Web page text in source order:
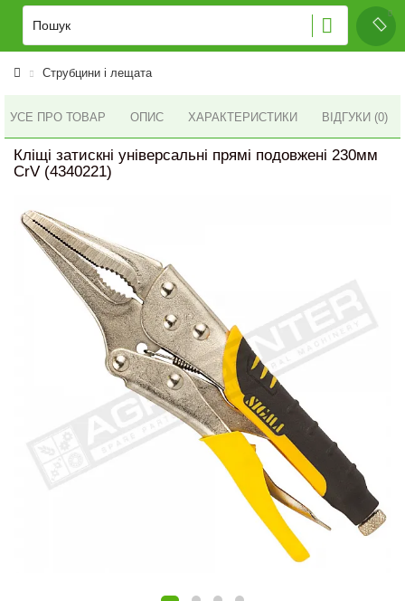
Струбцини і лещата
УСЕ ПРО ТОВАР ОПИС ХАРАКТЕРИСТИКИ ВІДГУКИ (0)
Кліщі затискні універсальні прямі подовжені 230мм
CrV (4340221)